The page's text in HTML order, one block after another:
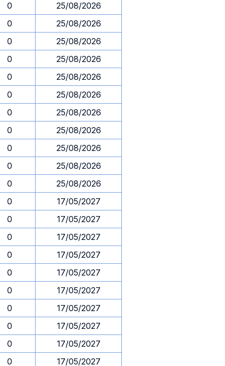
0
25/08/2026
0
25/08/2026
0
25/08/2026
0
25/08/2026
0
25/08/2026
0
25/08/2026
0
25/08/2026
0
25/08/2026
0
25/08/2026
0
25/08/2026
0
25/08/2026
0
17/05/2027
0
17/05/2027
0
17/05/2027
0
17/05/2027
0
17/05/2027
0
17/05/2027
0
17/05/2027
0
17/05/2027
0
17/05/2027
0
17/05/2027